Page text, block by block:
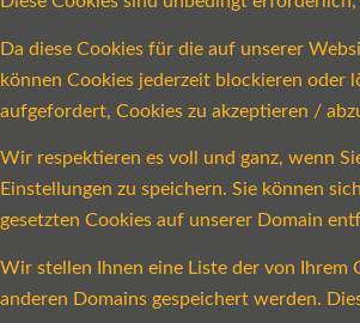
Da diese Cookies für die auf unserer
können Cookies jederzeit blockieren oder
aufgefordert, Cookies zu akzeptieren /
Wir respektieren es voll und ganz, wenn
Einstellungen zu speichern. Sie können
gesetzten Cookies auf unserer Domain
Wir stellen Ihnen eine Liste der von Ihrem
anderen Domains gespeichert werden.